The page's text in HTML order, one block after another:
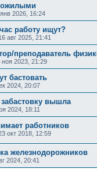
2026, 16:24
работу ищут?
авг 2025, 21:41
преподаватель
ноя 2023, 21:29
бастовать
2024, 20:07
вышла
2024, 18:11
работников
окт 2018, 12:59
железнодорожников
2024, 20:41